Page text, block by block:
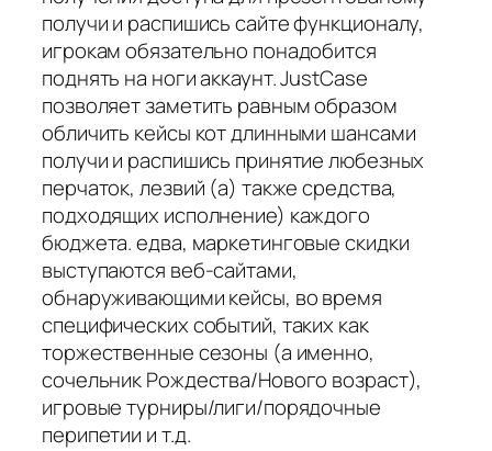
получи и распишись сайте функционалу,
игрокам обязательно понадобится
поднять на ноги аккаунт. JustCase
позволяет заметить равным образом
обличить кейсы кот длинными шансами
получи и распишись принятие любезных
перчаток, лезвий (а) также средства,
подходящих исполнение) каждого
бюджета. едва, маркетинговые скидки
выступаются веб-сайтами,
обнаруживающими кейсы, во время
специфических событий, таких как
торжественные сезоны (а именно,
сочельник Рождества/Нового возраст),
игровые турниры/лиги/порядочные
перипетии и т.д.